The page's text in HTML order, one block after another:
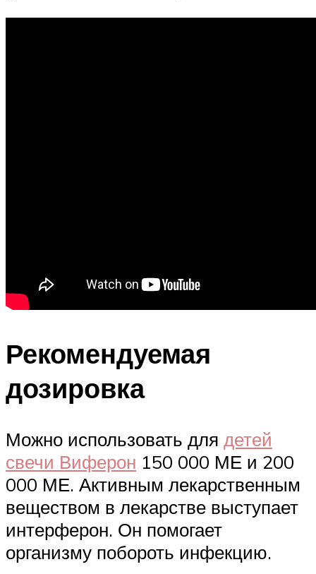
Рекомендуемая
дозировка
Можно использовать для детей
свечи Виферон 150 000 МЕ и 200
000 МЕ. Активным лекарственным
веществом в лекарстве выступает
интерферон. Он помогает
организму побороть инфекцию.